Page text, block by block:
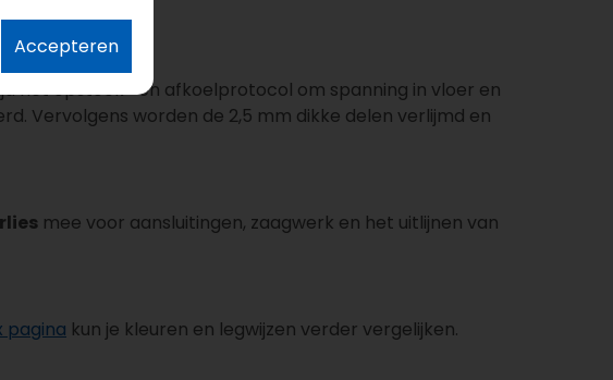
het opstook- en afkoelprotocol om spanning in vloer en
Vervolgens worden de 2,5 mm dikke delen verlijmd en
mee voor aansluitingen, zaagwerk en het uitlijnen van
pagina kun je kleuren en legwijzen verder vergelijken.
Accepteren